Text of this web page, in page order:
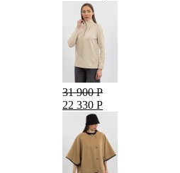
31 900 Р
22 330 Р